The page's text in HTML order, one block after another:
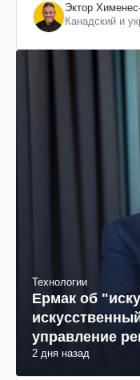
Эктор
Канадский и
Технологии
Ермак об
управление
2 дня назад